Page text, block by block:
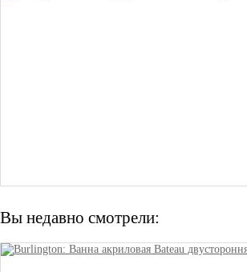
Вы недавно смотрели: